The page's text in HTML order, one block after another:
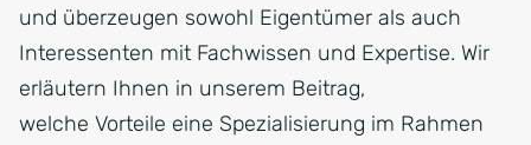
und überzeugen sowohl Eigentümer als auch
Interessenten mit Fachwissen und Expertise. Wir
erläutern Ihnen in unserem Beitrag,
welche Vorteile eine Spezialisierung im Rahmen